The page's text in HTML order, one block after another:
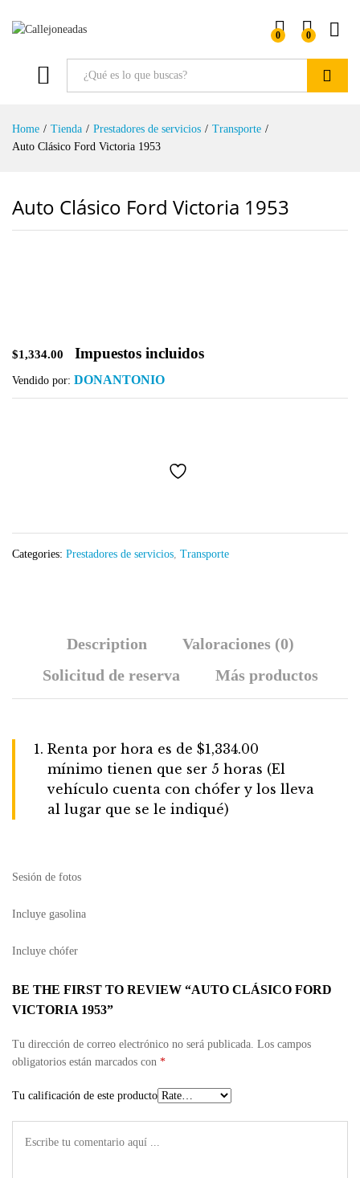
0 0
Home / Tienda / Prestadores de servicios / Transporte /
Auto Clásico Ford Victoria 1953
Auto Clásico Ford Victoria 1953
$1,334.00 Impuestos incluidos
Vendido por: DONANTONIO
Categories: Prestadores de servicios Transporte
Description
Valoraciones (0)
Solicitud de reserva
Más productos
Renta por hora es de $1,334.00
mínimo tienen que ser 5 horas (El
vehículo cuenta con chófer y los lleva
al lugar que se le indiqué)
Sesión de fotos
Incluye gasolina
Incluye chófer
BE THE FIRST TO REVIEW “AUTO CLÁSICO FORD
VICTORIA 1953”
Tu dirección de correo electrónico no será publicada. Los campos
obligatorios están marcados con *
Tu calificación de este producto